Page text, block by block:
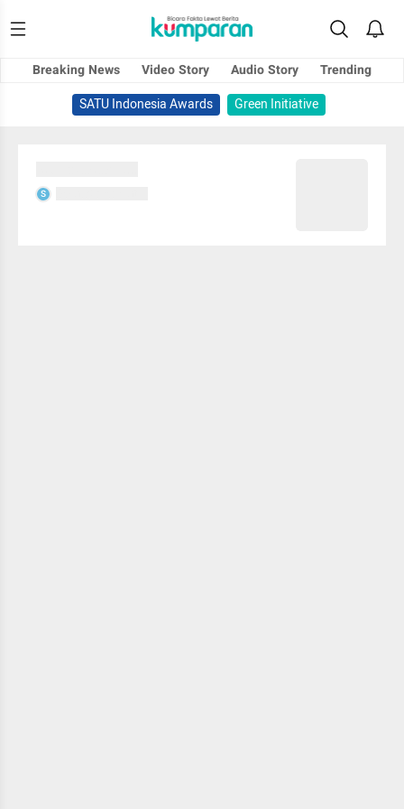
Breaking News Video Story Audio Story
Trending
SATU Indonesia Awards
Green Initiative
S